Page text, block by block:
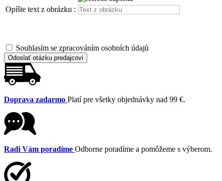
Opíšte text z obrázku :
Souhlasím se zpracováním osobních údajů
Odoslať otázku predajcovi
Doprava zadarmo Platí pre všetky objednávky nad 99 €.
Radi Vám poradíme Odborne poradíme a pomôžeme s výberom.